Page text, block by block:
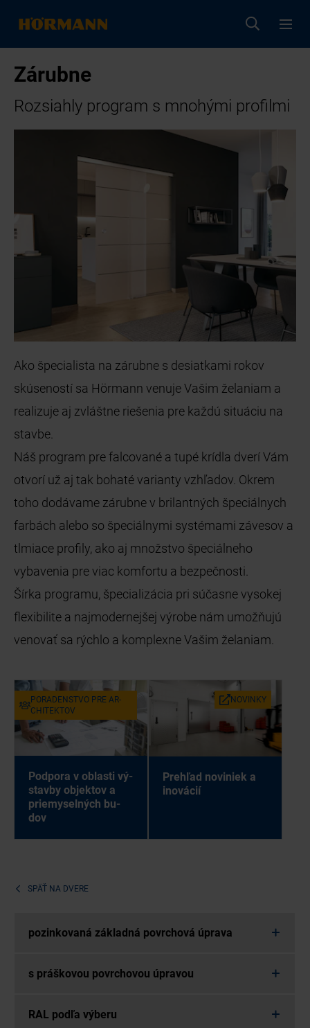
Zárubne
Rozsiahly program s mnohými profilmi
Ako špecialista na zárubne s desiatkami rokov
skúseností sa Hörmann venuje Vašim želaniam a
realizuje aj zvláštne riešenia pre každú situáciu na
stavbe.
Náš program pre falcované a tupé krídla dverí Vám
otvorí už aj tak bohaté varianty vzhľadov. Okrem
toho dodávame zárubne v brilantných špeciálnych
farbách alebo so špeciálnymi systémami závesov a
tlmiace profily, ako aj množstvo špeciálneho
vybavenia pre viac komfortu a bezpečnosti.
Šírka programu, špecializácia pri súčasne vysokej
flexibilite a najmodernejšej výrobe nám umožňujú
venovať sa rýchlo a komplexne Vašim želaniam.
PO­RA­DEN­STVO PRE AR­
CHI­TEK­TOV
Pod­po­ra v ob­las­ti vý­
stav­by ob­jek­tov a
prie­my­sel­ných bu­
dov
NO­VIN­KY
Pre­hľad no­vi­niek a
ino­vá­cií
SPÄŤ NA DVERE
pozinkovaná základná povrchová úprava
s práškovou povrchovou úpravou
RAL podľa výberu